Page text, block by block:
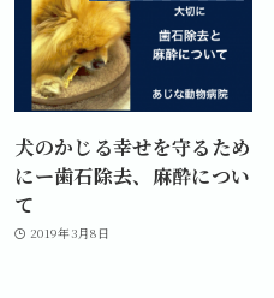
犬のかじる幸せを守るため
にー歯石除去、麻酔につい
て
2019年3月8日